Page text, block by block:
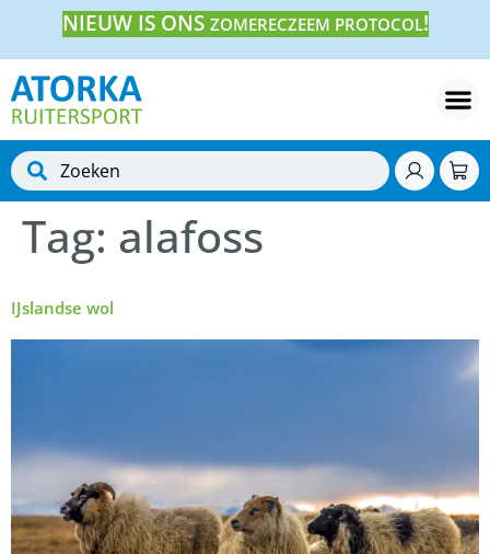
NIEUW IS ONS ZOMERECZEEM PROTOCOL!
Tag: alafoss
IJslandse wol